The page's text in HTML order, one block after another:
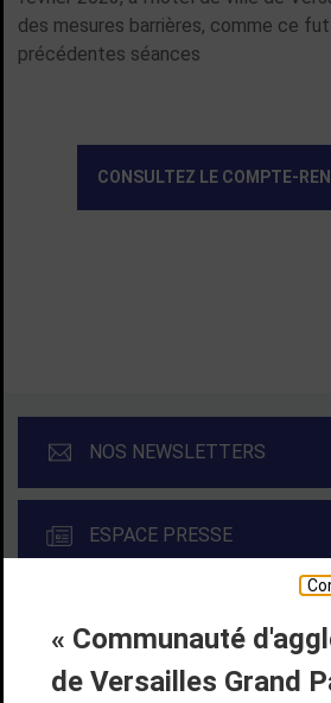
« Communauté
de Versailles Grand
des mesures barrières, comme ce
précédentes séances
CONSULTEZ LE COMPTE-
NOS NEWSLETTERS
ESPACE PRESSE
Liens bas de page
CONTACT MENTIONS
ACCESSIBILITÉ NUMÉRIQUE